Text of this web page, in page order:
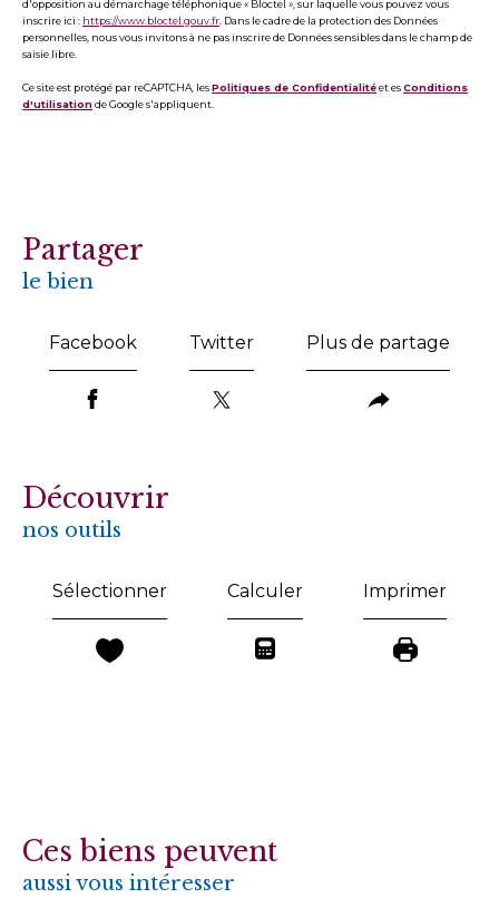
d'opposition au démarchage téléphonique « Bloctel », sur laquelle vous pouvez vous
inscrire ici : https://www.bloctel.gouv.fr. Dans le cadre de la protection des Données
personnelles, nous vous invitons à ne pas inscrire de Données sensibles dans le champ de
saisie libre.
Ce site est protégé par reCAPTCHA, lesPolitiques de Confidentialitéet esConditions
d'utilisationde Google s'appliquent.
partager
le bien
Facebook Twitter Plus de partage
découvrir
nos outils
Sélectionner Calculer Imprimer
Ces biens peuvent
aussi vous intéresser